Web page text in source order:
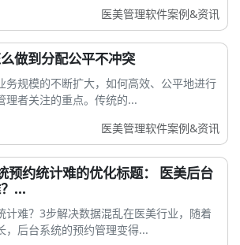
医美管理软件案例&资讯
做到分配公平不冲突
务规模的不断扩大，如何高效、公平地进行
理者关注的重点。传统的...
医美管理软件案例&资讯
预约统计难的优化标题： 医美后台
...
计难？3步解决数据混乱在医美行业，随着
，后台系统的预约管理变得...